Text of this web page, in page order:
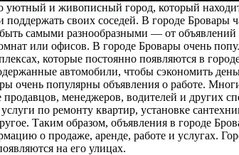
и живописный город, который
своих соседей. В городе Бровары
самыми разнообразными — от
или офисов. В городе Бровары очень
которые постоянно появляются в
автомобили, чтобы сэкономить
очень популярны объявления о работе.
менеджеров, водителей и других
по ремонту квартир, установке
Таким образом, объявления в городе
о продаже, аренде, работе и услугах.
на его улицах.